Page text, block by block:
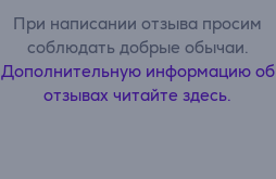
При написании отзыва просим
соблюдать добрые обычаи.
Дополнительную информацию об
отзывах читайте здесь.